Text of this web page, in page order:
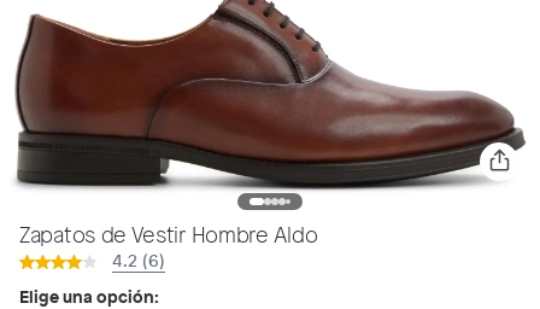
Zapatos de Vestir Hombre Aldo
4.2 (6)
Elige una opción: